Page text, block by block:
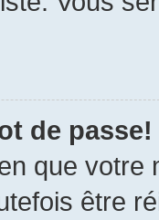
de passe!
que
être